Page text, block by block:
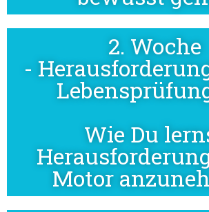
2. Woche
-
Wie Du
Motor